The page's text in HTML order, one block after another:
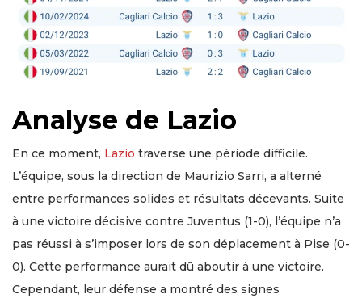
Analyse de Lazio
En ce moment, Lazio traverse une période difficile.
L’équipe, sous la direction de Maurizio Sarri, a alterné
entre performances solides et résultats décevants. Suite
à une victoire décisive contre Juventus (1-0), l’équipe n’a
pas réussi à s’imposer lors de son déplacement à Pise (0-
0). Cette performance aurait dû aboutir à une victoire.
Cependant, leur défense a montré des signes